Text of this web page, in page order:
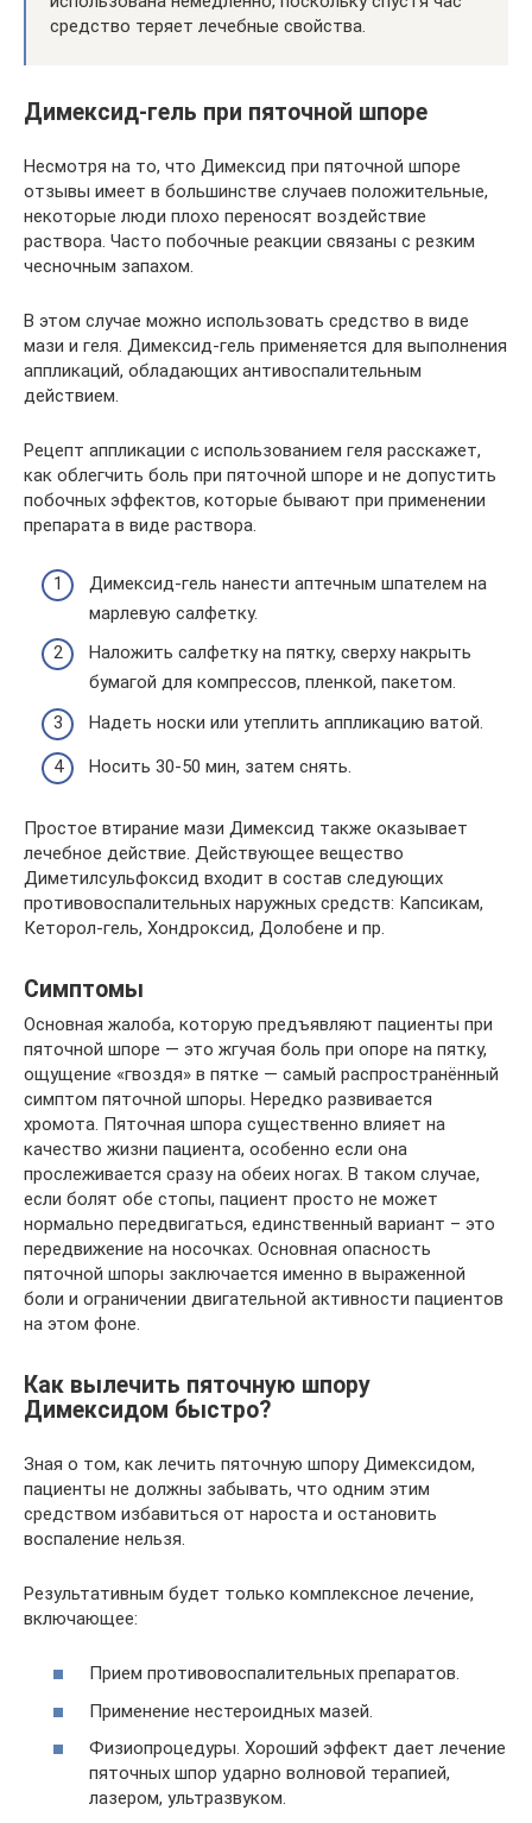
средство теряет лечебные свойства.
Димексид-гель при пяточной шпоре
Несмотря на то, что Димексид при пяточной шпоре
отзывы имеет в большинстве случаев положительные,
некоторые люди плохо переносят воздействие
раствора. Часто побочные реакции связаны с резким
чесночным запахом.
В этом случае можно использовать средство в виде
мази и геля. Димексид-гель применяется для выполнения
аппликаций, обладающих антивоспалительным
действием.
Рецепт аппликации с использованием геля расскажет,
как облегчить боль при пяточной шпоре и не допустить
побочных эффектов, которые бывают при применении
препарата в виде раствора.
Димексид-гель нанести аптечным шпателем на
марлевую салфетку.
Наложить салфетку на пятку, сверху накрыть
бумагой для компрессов, пленкой, пакетом.
Надеть носки или утеплить аппликацию ватой.
Носить 30-50 мин, затем снять.
Простое втирание мази Димексид также оказывает
лечебное действие. Действующее вещество
Диметилсульфоксид входит в состав следующих
противовоспалительных наружных средств: Капсикам,
Кеторол-гель, Хондроксид, Долобене и пр.
Симптомы
Основная жалоба, которую предъявляют пациенты при
пяточной шпоре — это жгучая боль при опоре на пятку,
ощущение «гвоздя» в пятке — самый распространённый
симптом пяточной шпоры. Нередко развивается
хромота. Пяточная шпора существенно влияет на
качество жизни пациента, особенно если она
прослеживается сразу на обеих ногах. В таком случае,
если болят обе стопы, пациент просто не может
нормально передвигаться, единственный вариант – это
передвижение на носочках. Основная опасность
пяточной шпоры заключается именно в выраженной
боли и ограничении двигательной активности пациентов
на этом фоне.
Как вылечить пяточную шпору
Димексидом быстро?
Зная о том, как лечить пяточную шпору Димексидом,
пациенты не должны забывать, что одним этим
средством избавиться от нароста и остановить
воспаление нельзя.
Результативным будет только комплексное лечение,
включающее:
Прием противовоспалительных препаратов.
Применение нестероидных мазей.
Физиопроцедуры. Хороший эффект дает лечение
пяточных шпор ударно волновой терапией,
лазером, ультразвуком.